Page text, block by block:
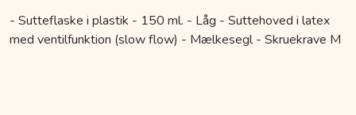
- Sutteflaske i plastik - 150 ml. - Låg - Suttehoved i latex
med ventilfunktion (slow flow) - Mælkesegl - Skruekrave M